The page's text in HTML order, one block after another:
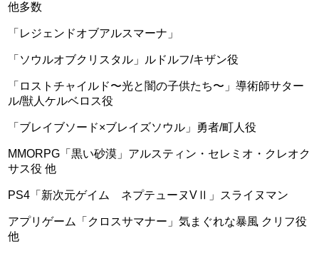
他多数
「レジェンドオブアルスマーナ」
「ソウルオブクリスタル」ルドルフ/キザン役
「ロストチャイルド〜光と闇の子供たち〜」導術師サター
ル/獣人ケルベロス役
「ブレイブソード×ブレイズソウル」勇者/町人役
MMORPG「黒い砂漠」アルスティン・セレミオ・クレオク
サス役 他
PS4「新次元ゲイム ネプテューヌVⅡ」スライヌマン
アプリゲーム「クロスサマナー」気まぐれな暴風 クリフ役
他